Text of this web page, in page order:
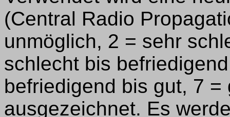
(Central Radio
unmöglich, 2 = sehr
schlecht bis
befriedigend bis gut, 7
ausgezeichnet. Es